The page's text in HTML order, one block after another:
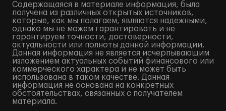
Содержащаяся в материале информация, была
получена из различных открытых источников,
которые, как мы полагаем, являются надежными,
однако мы не можем гарантировать и не
гарантируем точности, достоверности,
актуальности или полноты данной информации.
Данная информация не является исчерпывающим
изложением актуальных событий финансового или
коммерческого характера и не может быть
использована в таком качестве. Данная
информация не основана на конкретных
обстоятельствах, связанных с получателем
материала.